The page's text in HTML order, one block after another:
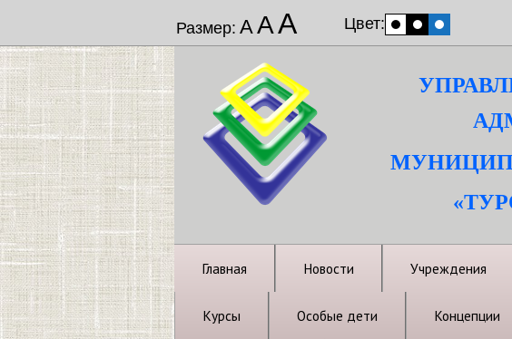
Размер: ААА Цвет:
Главная Новости Учреждения
Курсы Особые дети Концепции